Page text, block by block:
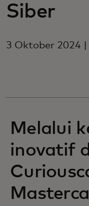
Siber
3 Oktober 2024 |
Melalui
inovatif